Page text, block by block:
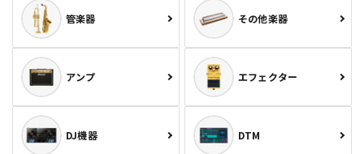
管楽器 その他楽器
アンプ エフェクター
DJ機器 DTM